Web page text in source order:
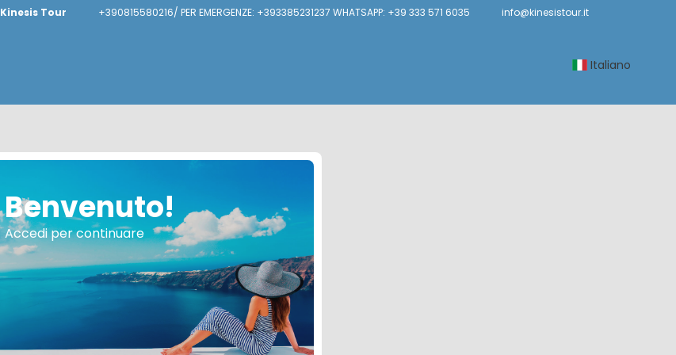
Kinesis Tour +390815580216/ PER EMERGENZE: +393385231237 WHATSAPP: +39 333 571 6035 info@kinesistour.it
Italiano
Benvenuto!
Accedi per continuare